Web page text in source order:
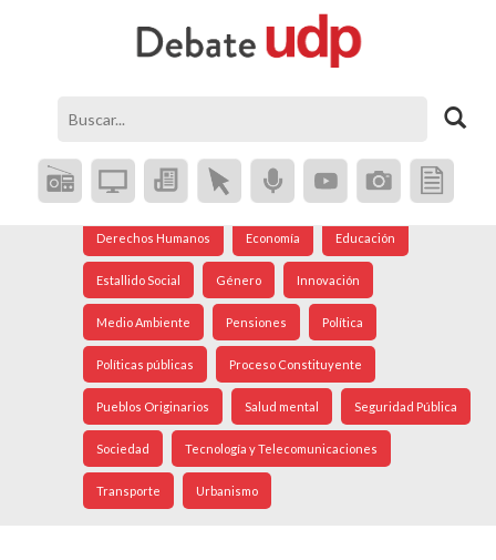
Coronavirus Crisis Social Democracia
Derechos Humanos Economía Educación
Estallido Social Género Innovación
Medio Ambiente Pensiones Política
Políticas públicas Proceso Constituyente
Pueblos Originarios Salud mental Seguridad Pública
Sociedad Tecnología y Telecomunicaciones
Transporte Urbanismo